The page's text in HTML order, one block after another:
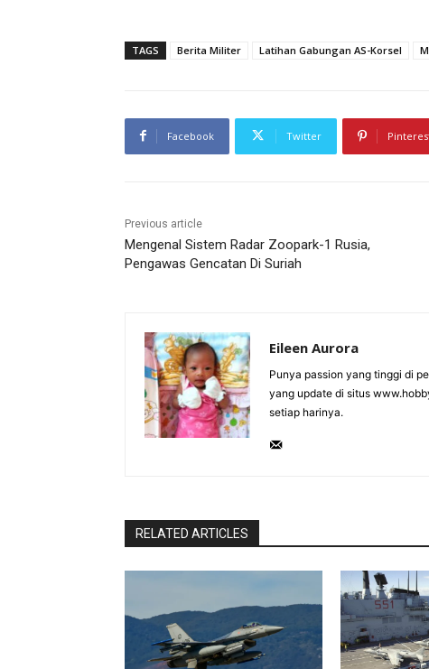
TAGS Berita Militer Latihan Gabungan AS-Korsel
Facebook Twitter
Previous article
Mengenal Sistem Radar Zoopark-1 Rusia,
Pengawas Gencatan Di Suriah
Eileen Aurora
Punya passion yang tinggi di
yang update di situs
setiap harinya.
RELATED ARTICLES